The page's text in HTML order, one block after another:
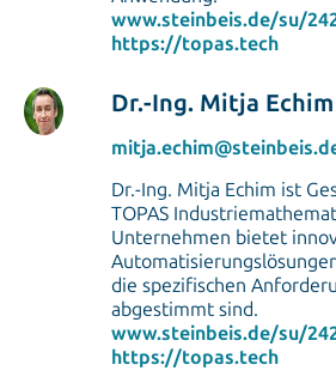
www.steinbeis.de/su/
https://topas.tech
Dr.-Ing. Mitja
Dr.-Ing. Mitja Echim ist
TOPAS
Unternehmen bietet
die spezifischen
abgestimmt sind.
www.steinbeis.de/su/
https://topas.tech